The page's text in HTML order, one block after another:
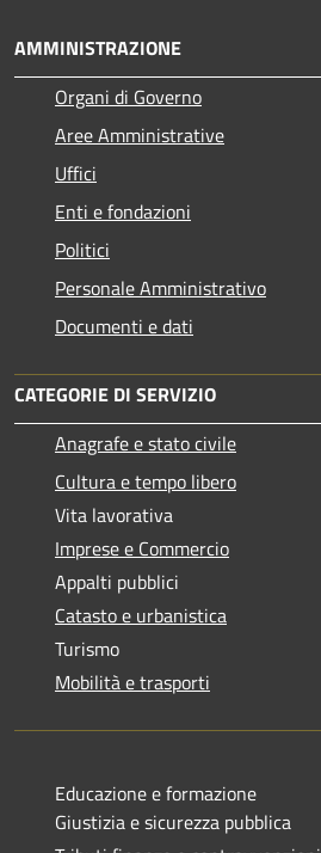
AMMINISTRAZIONE
Organi di Governo
Aree Amministrative
Uffici
Enti e fondazioni
Politici
Personale Amministrativo
Documenti e dati
CATEGORIE DI SERVIZIO
Anagrafe e stato civile
Cultura e tempo libero
Vita lavorativa
Imprese e Commercio
Appalti pubblici
Catasto e urbanistica
Turismo
Mobilità e trasporti
Educazione e formazione
Giustizia e sicurezza pubblica